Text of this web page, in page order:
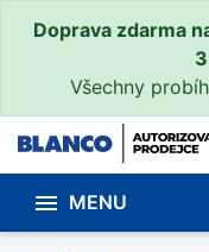
Doprava zdarma
Všechny
 MENU